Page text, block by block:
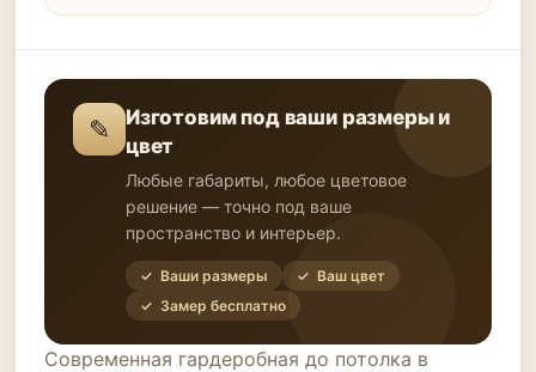
✎
Изготовим под ваши размеры и
цвет
Любые габариты, любое цветовое
решение — точно под ваше
пространство и интерьер.
✓ Ваши размеры
✓ Ваш цвет
✓ Замер бесплатно
Современная гардеробная до потолка в